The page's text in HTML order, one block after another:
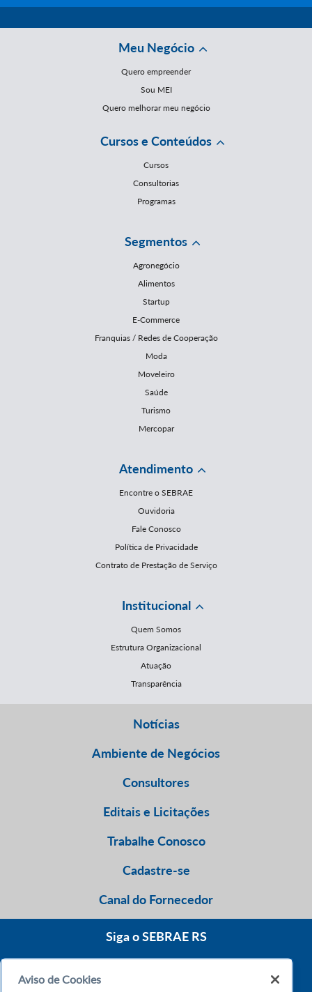
Meu Negócio
Quero empreender
Sou MEI
Quero melhorar meu negócio
Cursos e Conteúdos
Cursos
Consultorias
Programas
Segmentos
Agronegócio
Alimentos
Startup
E-Commerce
Franquias / Redes de Cooperação
Moda
Moveleiro
Saúde
Turismo
Mercopar
Atendimento
Encontre o SEBRAE
Ouvidoria
Fale Conosco
Política de Privacidade
Contrato de Prestação de Serviço
Institucional
Quem Somos
Estrutura Organizacional
Atuação
Transparência
Notícias
Ambiente de Negócios
Consultores
Editais e Licitações
Trabalhe Conosco
Cadastre-se
Canal do Fornecedor
Siga o SEBRAE RS
Aviso de Cookies